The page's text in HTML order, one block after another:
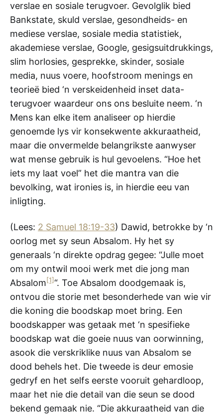
verslae en sosiale terugvoer. Gevolglik bied
Bankstate, skuld verslae, gesondheids- en
mediese verslae, sosiale media statistiek,
akademiese verslae, Google, gesigsuitdrukkings,
slim horlosies, gesprekke, skinder, sosiale
media, nuus voere, hoofstroom menings en
teorieë bied ‘n verskeidenheid inset data-
terugvoer waardeur ons ons besluite neem. ‘n
Mens kan elke item analiseer op hierdie
genoemde lys vir konsekwente akkuraatheid,
maar die onvermelde belangrikste aanwyser
wat mense gebruik is hul gevoelens. “Hoe het
iets my laat voel” het die mantra van die
bevolking, wat ironies is, in hierdie eeu van
inligting.
(Lees: 2 Samuel 18:19-33) Dawid, betrokke by ‘n
oorlog met sy seun Absalom. Hy het sy
generaals ‘n direkte opdrag gegee: “Julle moet
om my ontwil mooi werk met die jong man
Absalom[1]“. Toe Absalom doodgemaak is,
ontvou die storie met besonderhede van wie vir
die koning die boodskap moet bring. Een
boodskapper was getaak met ‘n spesifieke
boodskap wat die goeie nuus van oorwinning,
asook die verskriklike nuus van Absalom se
dood behels het. Die tweede is deur emosie
gedryf en het selfs eerste vooruit gehardloop,
maar het nie die detail van die seun se dood
bekend gemaak nie. “Die akkuraatheid van die